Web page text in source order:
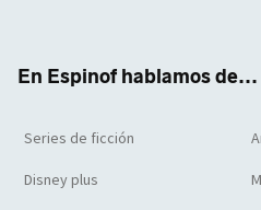
En Espinof hablamos de...
Series de ficción
Disney plus